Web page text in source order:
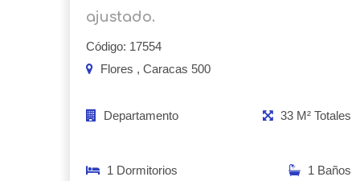
ajustado.
Código: 17554
Flores , Caracas 500
Departamento 33 M² Totales
1 Dormitorios 1 Baños